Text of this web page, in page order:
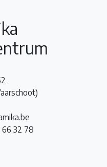
66 32 78